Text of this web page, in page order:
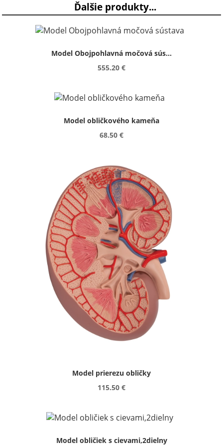
Ďalšie produkty...
Model Obojpohlavná močová sús...
555.20 €
Model obličkového kameňa
68.50 €
Model prierezu obličky
115.50 €
Model obličiek s cievami,2dielny